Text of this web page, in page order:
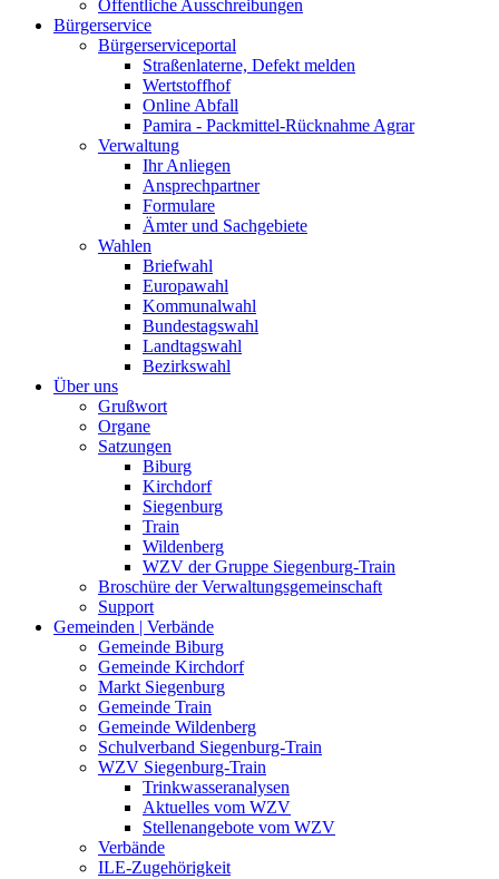
Öffentliche Ausschreibungen
Bürgerservice
Bürgerserviceportal
Straßenlaterne, Defekt melden
Wertstoffhof
Online Abfall
Pamira - Packmittel-Rücknahme Agrar
Verwaltung
Ihr Anliegen
Ansprechpartner
Formulare
Ämter und Sachgebiete
Wahlen
Briefwahl
Europawahl
Kommunalwahl
Bundestagswahl
Landtagswahl
Bezirkswahl
Über uns
Grußwort
Organe
Satzungen
Biburg
Kirchdorf
Siegenburg
Train
Wildenberg
WZV der Gruppe Siegenburg-Train
Broschüre der Verwaltungsgemeinschaft
Support
Gemeinden | Verbände
Gemeinde Biburg
Gemeinde Kirchdorf
Markt Siegenburg
Gemeinde Train
Gemeinde Wildenberg
Schulverband Siegenburg-Train
WZV Siegenburg-Train
Trinkwasseranalysen
Aktuelles vom WZV
Stellenangebote vom WZV
Verbände
ILE-Zugehörigkeit